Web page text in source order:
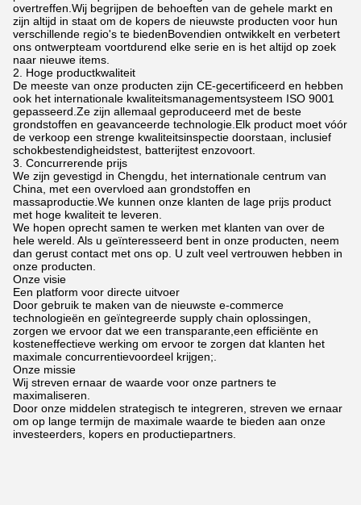
overtreffen.Wij begrijpen de behoeften van de gehele markt en
zijn altijd in staat om de kopers de nieuwste producten voor hun
verschillende regio's te biedenBovendien ontwikkelt en verbetert
ons ontwerpteam voortdurend elke serie en is het altijd op zoek
naar nieuwe items.
2. Hoge productkwaliteit
De meeste van onze producten zijn CE-gecertificeerd en hebben
ook het internationale kwaliteitsmanagementsysteem ISO 9001
gepasseerd.Ze zijn allemaal geproduceerd met de beste
grondstoffen en geavanceerde technologie.Elk product moet vóór
de verkoop een strenge kwaliteitsinspectie doorstaan, inclusief
schokbestendigheidstest, batterijtest enzovoort.
3. Concurrerende prijs
We zijn gevestigd in Chengdu, het internationale centrum van
China, met een overvloed aan grondstoffen en
massaproductie.We kunnen onze klanten de lage prijs product
met hoge kwaliteit te leveren.
We hopen oprecht samen te werken met klanten van over de
hele wereld. Als u geïnteresseerd bent in onze producten, neem
dan gerust contact met ons op. U zult veel vertrouwen hebben in
onze producten.
Onze visie
Een platform voor directe uitvoer
Door gebruik te maken van de nieuwste e-commerce
technologieën en geïntegreerde supply chain oplossingen,
zorgen we ervoor dat we een transparante,een efficiënte en
kosteneffectieve werking om ervoor te zorgen dat klanten het
maximale concurrentievoordeel krijgen;.
Onze missie
Wij streven ernaar de waarde voor onze partners te
maximaliseren.
Door onze middelen strategisch te integreren, streven we ernaar
om op lange termijn de maximale waarde te bieden aan onze
investeerders, kopers en productiepartners.